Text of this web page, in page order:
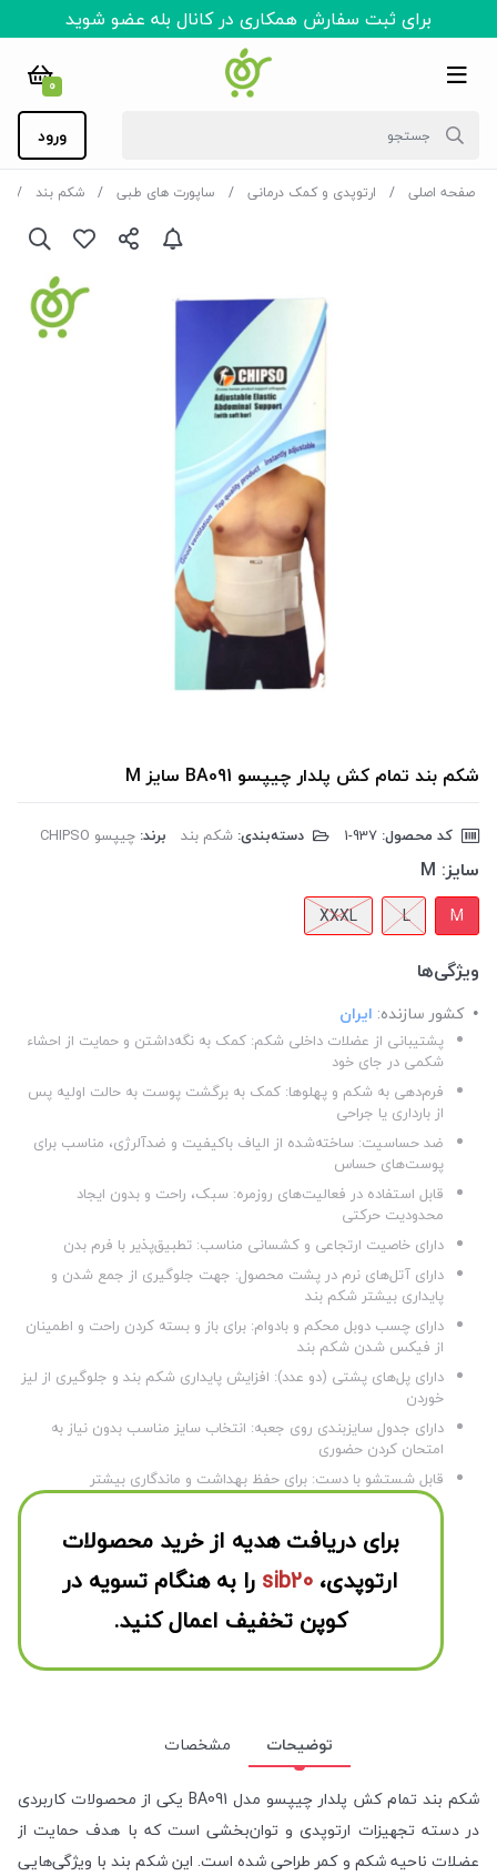
برای ثبت سفارش همکاری در کانال بله عضو شوید
0
ورود
صفحه اصلی ارتوپدی و کمک درمانی ساپورت های طبی شکم بند
شکم بند تمام کش پلدار چیپسو BA091 سایز M
کد محصول: دسته‌بندی: شکم بند برند: چیپسو CHIPSO
سایز: M
M
L
XXXL
ویژگی‌ها
کشور سازنده: ایران
پشتیبانی از عضلات داخلی شکم: کمک به نگه‌داشتن و حمایت از احشاء
شکمی در جای خود
فرم‌دهی به شکم و پهلوها: کمک به برگشت پوست به حالت اولیه پس
از بارداری یا جراحی
ضد حساسیت: ساخته‌شده از الیاف باکیفیت و ضدآلرژی، مناسب برای
پوست‌های حساس
قابل استفاده در فعالیت‌های روزمره: سبک، راحت و بدون ایجاد
محدودیت حرکتی
دارای خاصیت ارتجاعی و کشسانی مناسب: تطبیق‌پذیر با فرم بدن
دارای آتل‌های نرم در پشت محصول: جهت جلوگیری از جمع شدن و
پایداری بیشتر شکم بند
دارای چسب دوبل محکم و بادوام: برای باز و بسته کردن راحت و اطمینان
از فیکس شدن شکم بند
دارای پل‌های پشتی (دو عدد): افزایش پایداری شکم بند و جلوگیری از لیز
خوردن
دارای جدول سایزبندی روی جعبه: انتخاب سایز مناسب بدون نیاز به
امتحان کردن حضوری
قابل شستشو با دست: برای حفظ بهداشت و ماندگاری بیشتر
برای دریافت هدیه از خرید محصولات
ارتوپدی، sib20 را به هنگام تسویه در
کوپن تخفیف اعمال کنید.
توضیحات
مشخصات
شکم بند تمام کش پلدار چیپسو مدل BA091 یکی از محصولات کاربردی
در دسته تجهیزات ارتوپدی و توان‌بخشی است که با هدف حمایت از
عضلات ناحیه شکم و کمر طراحی شده است. این شکم بند با ویژگی‌هایی